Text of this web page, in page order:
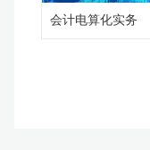
会计电算化实务